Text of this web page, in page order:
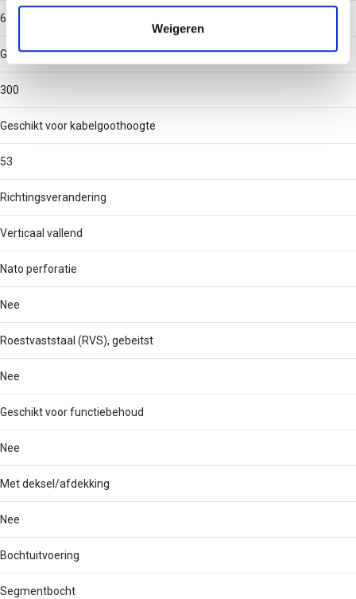
verzameld op basis van uw gebruik van hun services.
Weigeren
60
Geschikt voor kabelgootbreedte
300
Geschikt voor kabelgoothoogte
53
Richtingsverandering
Verticaal vallend
Nato perforatie
Nee
Roestvaststaal (RVS), gebeitst
Nee
Geschikt voor functiebehoud
Nee
Met deksel/afdekking
Nee
Bochtuitvoering
Segmentbocht